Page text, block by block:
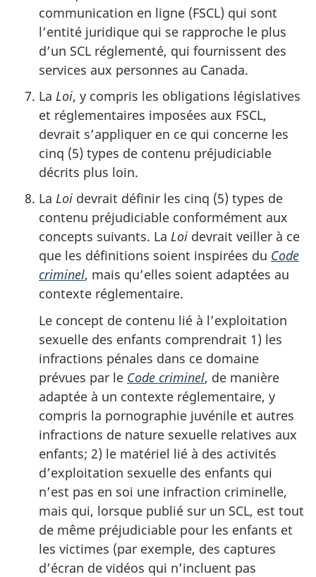
communication en ligne (FSCL) qui sont
l’entité juridique qui se rapproche le plus
d’un SCL réglementé, qui fournissent des
services aux personnes au Canada.
La Loi, y compris les obligations législatives
et réglementaires imposées aux FSCL,
devrait s’appliquer en ce qui concerne les
cinq (5) types de contenu préjudiciable
décrits plus loin.
La Loi devrait définir les cinq (5) types de
contenu préjudiciable conformément aux
concepts suivants. La Loi devrait veiller à ce
que les définitions soient inspirées du Code
criminel, mais qu’elles soient adaptées au
contexte réglementaire.
Le concept de contenu lié à l’exploitation
sexuelle des enfants comprendrait 1) les
infractions pénales dans ce domaine
prévues par le Code criminel, de manière
adaptée à un contexte réglementaire, y
compris la pornographie juvénile et autres
infractions de nature sexuelle relatives aux
enfants; 2) le matériel lié à des activités
d’exploitation sexuelle des enfants qui
n’est pas en soi une infraction criminelle,
mais qui, lorsque publié sur un SCL, est tout
de même préjudiciable pour les enfants et
les victimes (par exemple, des captures
d’écran de vidéos qui n’incluent pas